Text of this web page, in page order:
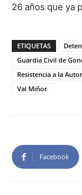
26 años que ya
ETIQUETAS
Guardia Civil de
Resistencia a la
Val Miñor
Facebook